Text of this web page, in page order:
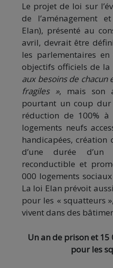
Le projet de loi sur
de l’aménagement
Elan), présenté au
avril, devrait être
les parlementaires en
objectifs officiels de
aux besoins de
fragiles », mais son
pourtant un coup
réduction de 100%
logements neufs
handicapées,
d’une durée
reconductible et
000 logements
La loi Elan prévoit
pour les « squatteurs
vivent dans des
Un an de prison et 15
pour les